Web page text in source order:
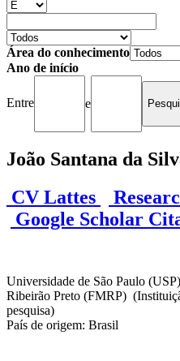
Área do conhecimento
Ano de início
Entre e
João Santana da
CV Lattes
Google Scholar
Universidade de São Paulo
Ribeirão Preto (FMRP)
pesquisa)
País de origem: Brasil